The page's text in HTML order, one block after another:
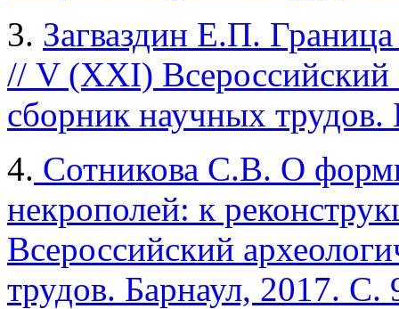
3. Загваздин Е.П.
// V (XXI) Всероссийский
сборник научных
4. Сотникова С.В. О
некрополей: к
Всероссийский
трудов. Барнаул, 2017. С.